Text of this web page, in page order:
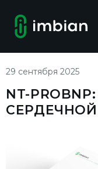
29 сентября 2025
NT-